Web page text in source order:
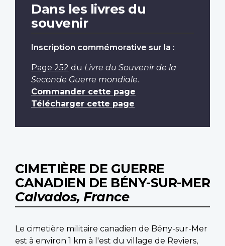
Dans les livres du
souvenir
Inscription commémorative sur la :
Page 252 du Livre du Souvenir de la
Seconde Guerre mondiale.
Commander cette page
Télécharger cette page
CIMETIÈRE DE GUERRE
CANADIEN DE BÉNY-SUR-MER
Calvados, France
Le cimetière militaire canadien de Bény-sur-Mer
est à environ 1 km à l'est du village de Reviers,